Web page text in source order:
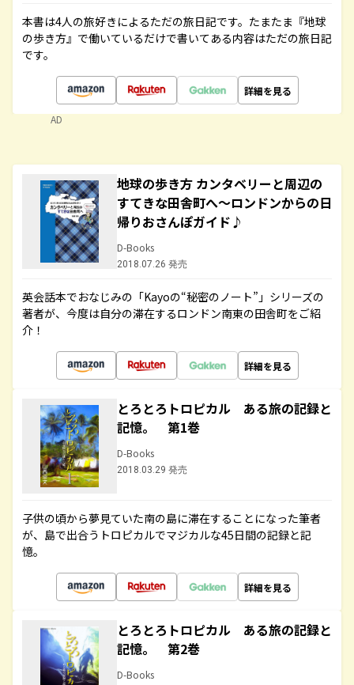
本書は4人の旅好きによるただの旅日記です。たまたま『地球
の歩き方』で働いているだけで書いてある内容はただの旅日記
です。
詳細を見る
AD
地球の歩き方 カンタベリーと周辺の
すてきな田舎町へ～ロンドンからの日
帰りおさんぽガイド♪
D-Books
2018.07.26 発売
英会話本でおなじみの「Kayoの“秘密のノート”」シリーズの
著者が、今度は自分の滞在するロンドン南東の田舎町をご紹
介！
詳細を見る
とろとろトロピカル ある旅の記録と
記憶。 第1巻
D-Books
2018.03.29 発売
子供の頃から夢見ていた南の島に滞在することになった筆者
が、島で出合うトロピカルでマジカルな45日間の記録と記
憶。
詳細を見る
とろとろトロピカル ある旅の記録と
記憶。 第2巻
D-Books